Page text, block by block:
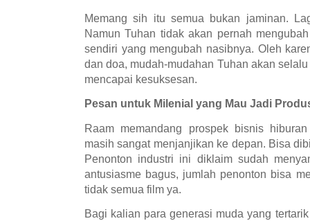
Memang sih itu semua bukan jaminan.
Namun Tuhan tidak akan pernah
sendiri yang mengubah nasibnya. Oleh
dan doa, mudah-mudahan Tuhan akan
mencapai kesuksesan.
Pesan untuk Milenial yang Mau Jadi
Raam memandang prospek bisnis
masih sangat menjanjikan ke depan. Bisa
Penonton industri ini diklaim sudah
antusiasme bagus, jumlah penonton bisa
tidak semua film ya.
Bagi kalian para generasi muda yang